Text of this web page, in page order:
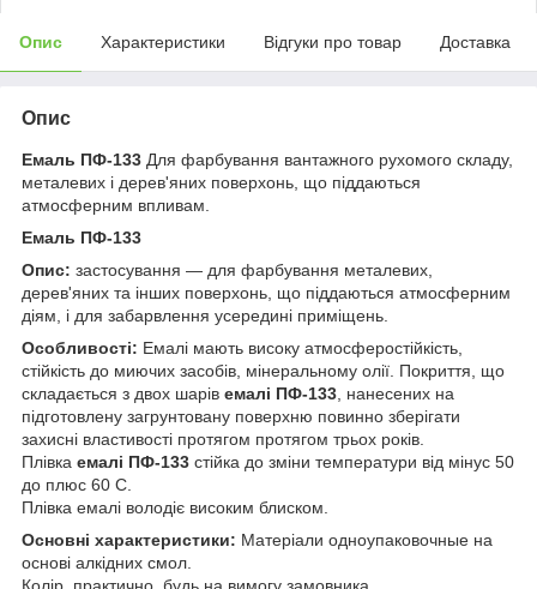
Опис Характеристики Відгуки про товар Доставка
Опис
Емаль ПФ-133 Для фарбування вантажного рухомого складу,
металевих і дерев'яних поверхонь, що піддаються
атмосферним впливам.
Емаль ПФ-133
Опис: застосування — для фарбування металевих,
дерев'яних та інших поверхонь, що піддаються атмосферним
діям, і для забарвлення усередині приміщень.
Особливості: Емалі мають високу атмосферостійкість,
стійкість до миючих засобів, мінеральному олії. Покриття, що
складається з двох шарів емалі ПФ-133 , нанесених на
підготовлену загрунтовану поверхню повинно зберігати
захисні властивості протягом протягом трьох років.
Плівка емалі ПФ-133 стійка до зміни температури від мінус 50
до плюс 60 С.
Плівка емалі володіє високим блиском.
Основні характеристики: Матеріали одноупаковочные на
основі алкідних смол.
Колір, практично, будь на вимогу замовника.